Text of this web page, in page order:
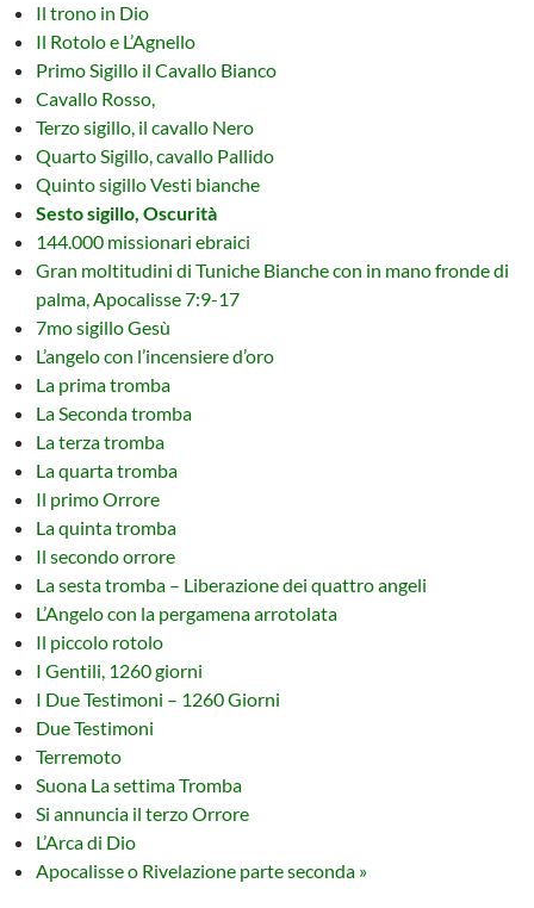
Il trono in Dio
Il Rotolo e L’Agnello
Primo Sigillo il Cavallo Bianco
Cavallo Rosso,
Terzo sigillo, il cavallo Nero
Quarto Sigillo, cavallo Pallido
Quinto sigillo Vesti bianche
Sesto sigillo, Oscurità
144.000 missionari ebraici
Gran moltitudini di Tuniche Bianche con in mano fronde di
palma, Apocalisse 7:9-17
7mo sigillo Gesù
L’angelo con l’incensiere d’oro
La prima tromba
La Seconda tromba
La terza tromba
La quarta tromba
Il primo Orrore
La quinta tromba
Il secondo orrore
La sesta tromba – Liberazione dei quattro angeli
L’Angelo con la pergamena arrotolata
Il piccolo rotolo
I Gentili, 1260 giorni
I Due Testimoni – 1260 Giorni
Due Testimoni
Terremoto
Suona La settima Tromba
Si annuncia il terzo Orrore
L’Arca di Dio
Apocalisse o Rivelazione parte seconda »